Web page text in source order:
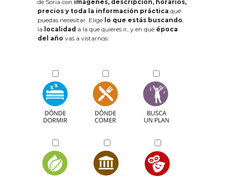
de Soria con imágenes, descripción, horarios,
precios y toda la información práctica que
puedas necesitar. Elige lo que estás buscando,
la localidad a la que quieres ir, y en qué época
del año vas a vistarnos: